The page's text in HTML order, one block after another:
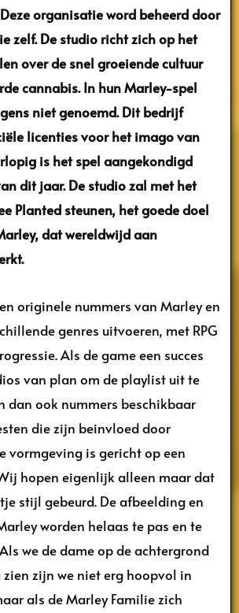
Deze organisatie word beheerd door
zelf. De studio richt zich op het
over de snel groeiende cultuur
cannabis. In hun Marley-spel
niet genoemd. Dit bedrijf
licenties voor het imago van
is het spel aangekondigd
dit jaar. De studio zal met het
Planted steunen, het goede doel
dat wereldwijd aan
originele nummers van Marley en
genres uitvoeren, met RPG
Als de game een succes
van plan om de playlist uit te
dan ook nummers beschikbaar
die zijn beinvloed door
vormgeving is gericht op een
hopen eigenlijk alleen maar dat
stijl gebeurd. De afbeelding en
worden helaas te pas en te
we de dame op de achtergrond
zijn we niet erg hoopvol in
als de Marley Familie zich